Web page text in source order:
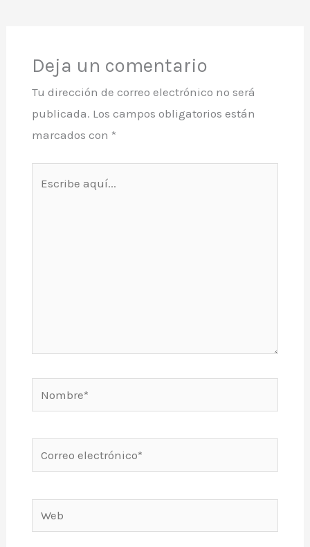
Deja un comentario
Tu dirección de correo electrónico no será
publicada. Los campos obligatorios están
marcados con *
Nombre*
electrónico*